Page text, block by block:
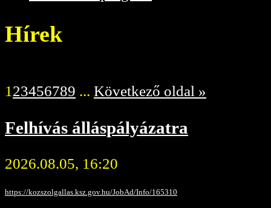
Hírek
1 23456789 ... Következő oldal »
Felhívás álláspályázatra
2026.08.05, 16:20
https://kozszolgallas.ksz.gov.hu/JobAd/Info/165310